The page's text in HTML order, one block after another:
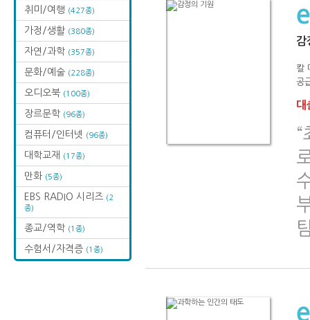
취미/여행 (427종)
가정/생활 (380종)
자연/과학 (357종)
문화/예술 (228종)
오디오북 (100종)
장르문학 (96종)
컴퓨터/인터넷 (96종)
대학교재 (17종)
만화 (5종)
EBS RADIO 시리즈 (2
종)
종교/역학 (1종)
수험서/자격증 (1종)
감
칼
공
대